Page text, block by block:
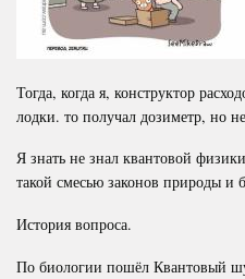
Тогда, когда я, конструктор
лодки. то получал дозиметр, но
Я знать не знал квантовой
такой смесью законов природы и
История вопроса.
По биологии пошёл Квантовый